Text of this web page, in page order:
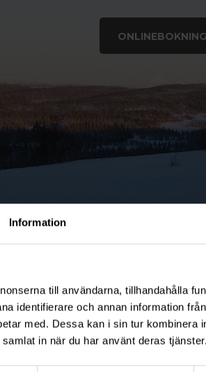
Information
till användarna, tillhandahålla
identifierare och annan information
med. Dessa kan i sin tur kombinera
in när du har använt deras tjänster.
ONLINEBOKNING